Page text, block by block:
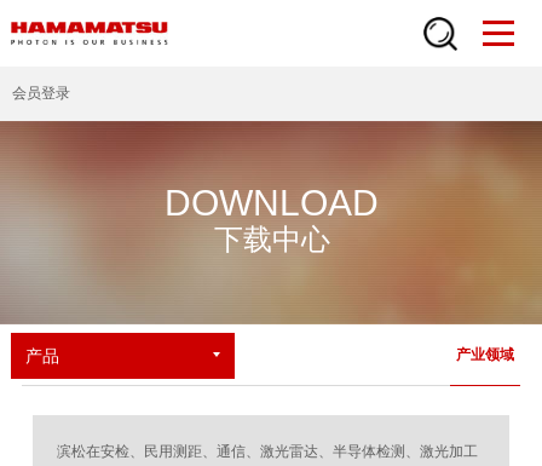
会员登录
DOWNLOAD
下载中心
产品 产业领域
滨松在安检、民用测距、通信、激光雷达、半导体检测、激光加工